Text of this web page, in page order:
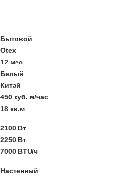
Бытовой
Otex
12 мес
Белый
Китай
450 куб. м/час
18 кв.м
2100 Вт
2250 Вт
7000 BTU/ч
Настенный